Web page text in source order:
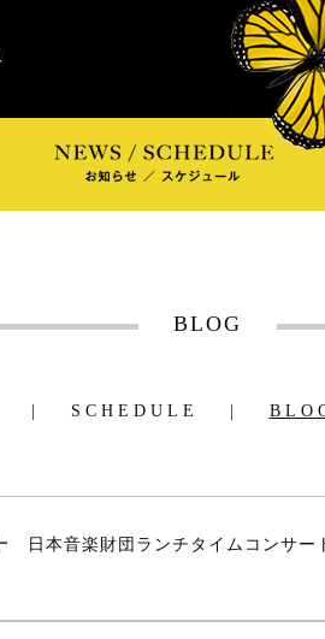
BLOG
SCHEDULE
本音楽財団ランチタイムコンサー